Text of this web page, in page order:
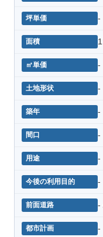
-
-
-
-
-
-
-
-
-